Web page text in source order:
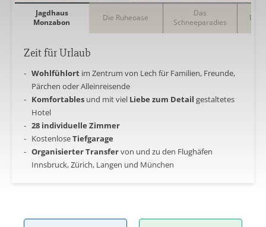
Jagdhaus
Monzabon
Die Ruheoase
Das
Schneeparadies
Der
Zeit für Urlaub
Wohlfühlort im Zentrum von Lech für Familien, Freunde,
Pärchen oder Alleinreisende
Komfortables und mit viel Liebe zum Detail gestaltetes
Hotel
28 individuelle Zimmer
KostenloseTiefgarage
Organisierter Transfervon und zu den Flughäfen
Innsbruck, Zürich, Langen und München